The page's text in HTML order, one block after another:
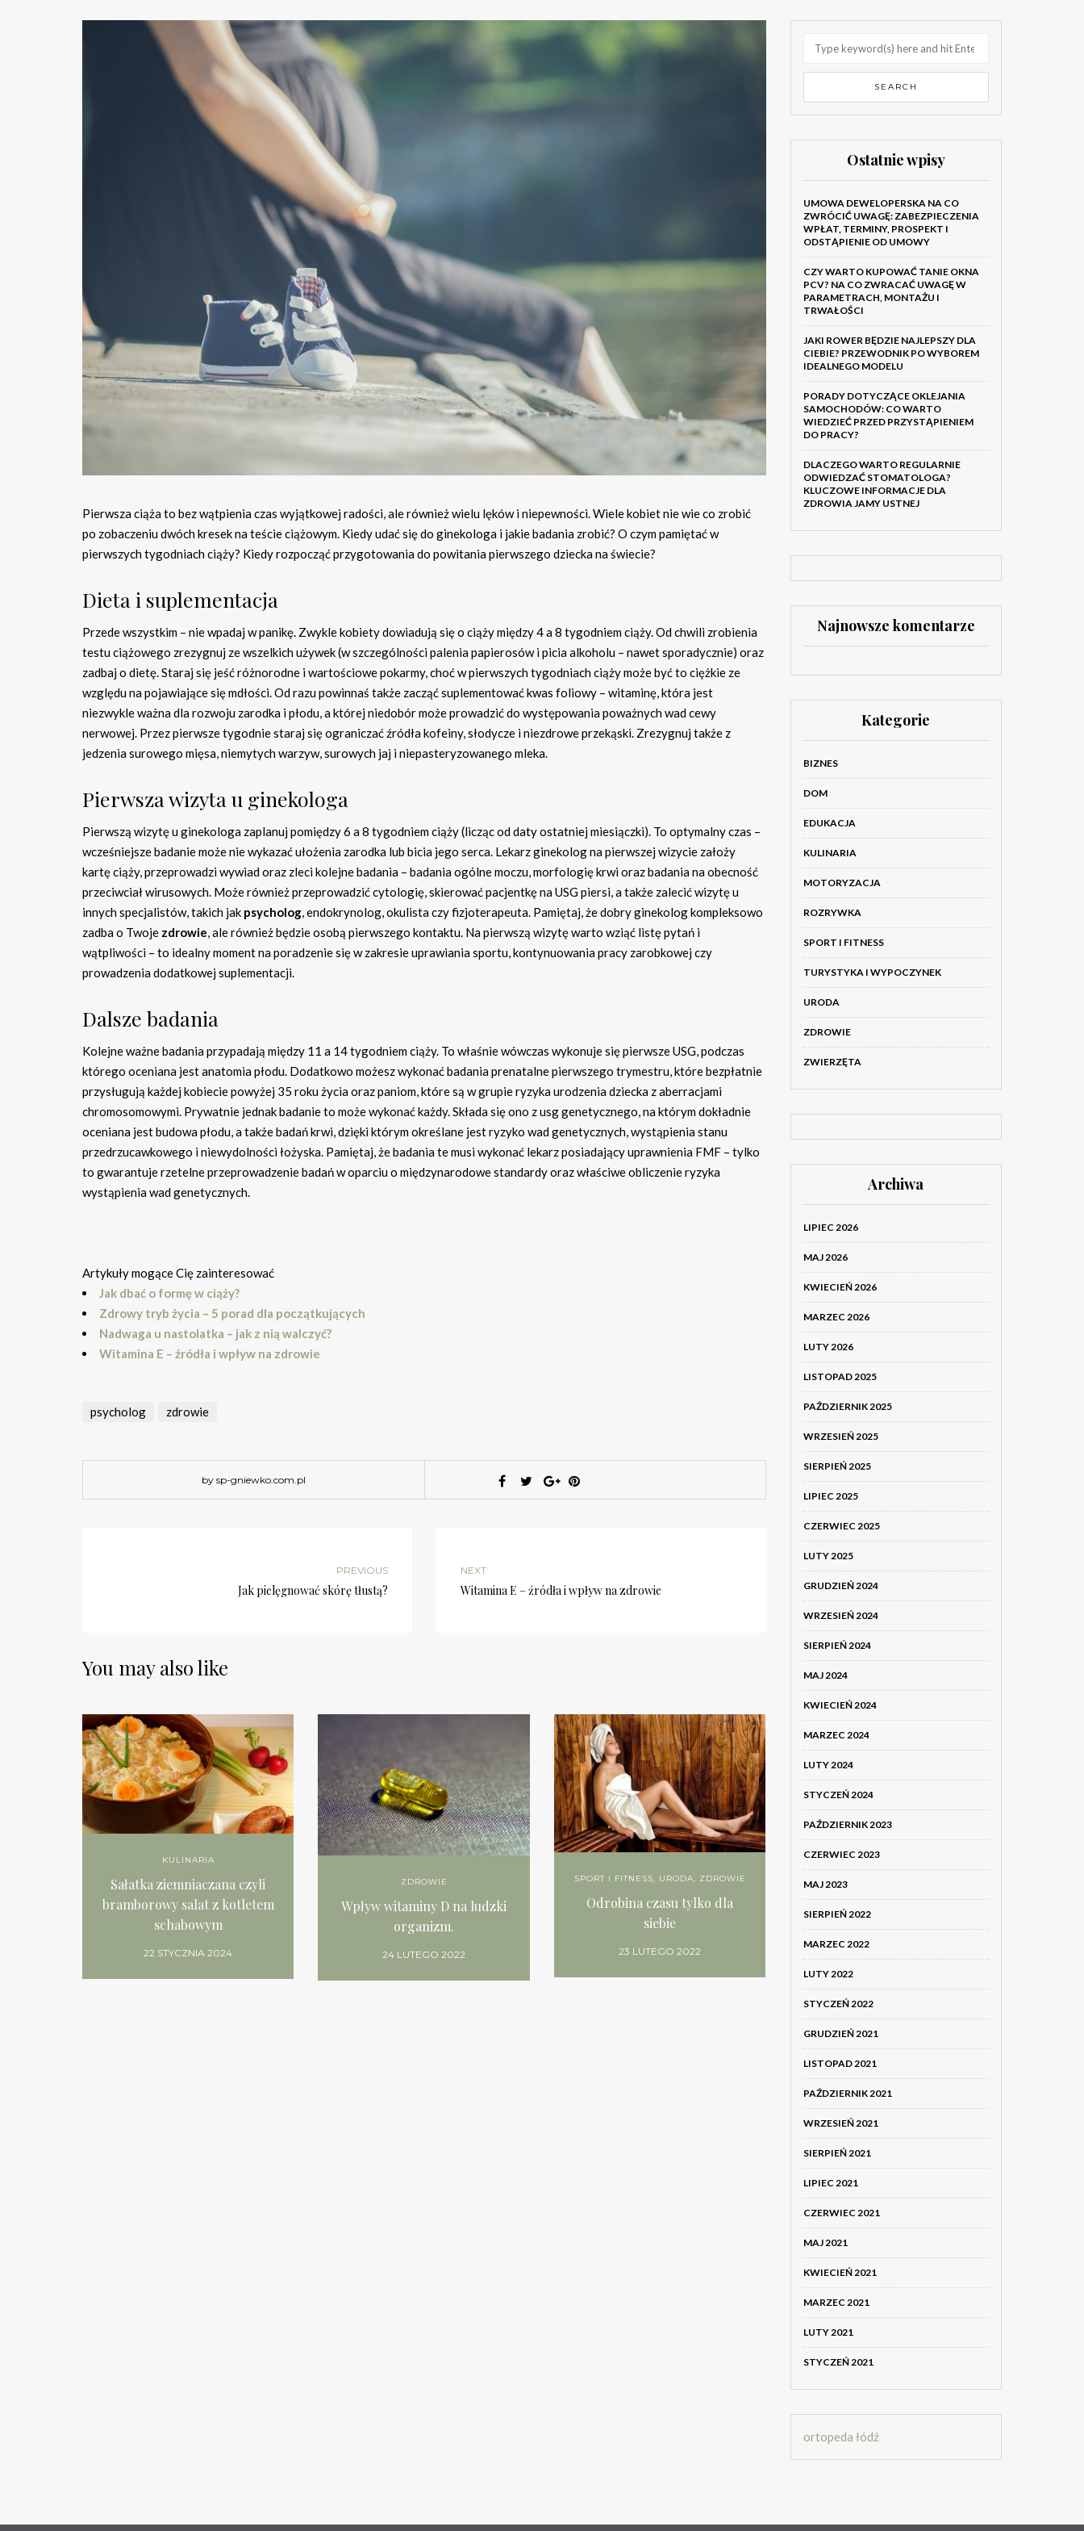
Pierwsza ciąża to bez wątpienia czas wyjątkowej radości, ale również wielu lęków i niepewności. Wiele kobiet nie wie co zrobić
po zobaczeniu dwóch kresek na teście ciążowym. Kiedy udać się do ginekologa i jakie badania zrobić? O czym pamiętać w
pierwszych tygodniach ciąży? Kiedy rozpocząć przygotowania do powitania pierwszego dziecka na świecie?
Dieta i suplementacja
Przede wszystkim – nie wpadaj w panikę. Zwykle kobiety dowiadują się o ciąży między 4 a 8 tygodniem ciąży. Od chwili zrobienia
testu ciążowego zrezygnuj ze wszelkich używek (w szczególności palenia papierosów i picia alkoholu – nawet sporadycznie) oraz
zadbaj o dietę. Staraj się jeść różnorodne i wartościowe pokarmy, choć w pierwszych tygodniach ciąży może być to ciężkie ze
względu na pojawiające się mdłości. Od razu powinnaś także zacząć suplementować kwas foliowy – witaminę, która jest
niezwykle ważna dla rozwoju zarodka i płodu, a której niedobór może prowadzić do występowania poważnych wad cewy
nerwowej. Przez pierwsze tygodnie staraj się ograniczać źródła kofeiny, słodycze i niezdrowe przekąski. Zrezygnuj także z
jedzenia surowego mięsa, niemytych warzyw, surowych jaj i niepasteryzowanego mleka.
Pierwsza wizyta u ginekologa
Pierwszą wizytę u ginekologa zaplanuj pomiędzy 6 a 8 tygodniem ciąży (licząc od daty ostatniej miesiączki). To optymalny czas –
wcześniejsze badanie może nie wykazać ułożenia zarodka lub bicia jego serca. Lekarz ginekolog na pierwszej wizycie założy
kartę ciąży, przeprowadzi wywiad oraz zleci kolejne badania – badania ogólne moczu, morfologię krwi oraz badania na obecność
przeciwciał wirusowych. Może również przeprowadzić cytologię, skierować pacjentkę na USG piersi, a także zalecić wizytę u
innych specjalistów, takich jak psycholog, endokrynolog, okulista czy fizjoterapeuta. Pamiętaj, że dobry ginekolog kompleksowo
zadba o Twoje zdrowie, ale również będzie osobą pierwszego kontaktu. Na pierwszą wizytę warto wziąć listę pytań i
wątpliwości – to idealny moment na poradzenie się w zakresie uprawiania sportu, kontynuowania pracy zarobkowej czy
prowadzenia dodatkowej suplementacji.
Dalsze badania
Kolejne ważne badania przypadają między 11 a 14 tygodniem ciąży. To właśnie wówczas wykonuje się pierwsze USG, podczas
którego oceniana jest anatomia płodu. Dodatkowo możesz wykonać badania prenatalne pierwszego trymestru, które bezpłatnie
przysługują każdej kobiecie powyżej 35 roku życia oraz paniom, które są w grupie ryzyka urodzenia dziecka z aberracjami
chromosomowymi. Prywatnie jednak badanie to może wykonać każdy. Składa się ono z usg genetycznego, na którym dokładnie
oceniana jest budowa płodu, a także badań krwi, dzięki którym określane jest ryzyko wad genetycznych, wystąpienia stanu
przedrzucawkowego i niewydolności łożyska. Pamiętaj, że badania te musi wykonać lekarz posiadający uprawnienia FMF – tylko
to gwarantuje rzetelne przeprowadzenie badań w oparciu o międzynarodowe standardy oraz właściwe obliczenie ryzyka
wystąpienia wad genetycznych.
Artykuły mogące Cię zainteresować
Jak dbać o formę w ciąży?
Zdrowy tryb życia – 5 porad dla początkujących
Nadwaga u nastolatka – jak z nią walczyć?
Witamina E – źródła i wpływ na zdrowie
psycholog zdrowie
by sp-gniewko.com.pl
PREVIOUS
Jak pielęgnować skórę tłustą?
NEXT
Witamina E – źródła i wpływ na zdrowie
You may also like
KULINARIA
Sałatka ziemniaczana czyli
bramborowy salat z kotletem
schabowym
22 STYCZNIA 2024
ZDROWIE
Wpływ witaminy D na ludzki
organizm.
24 LUTEGO 2022
SPORT I FITNESS, URODA, ZDROWIE
Odrobina czasu tylko dla
siebie
23 LUTEGO 2022
Ostatnie wpisy
UMOWA DEWELOPERSKA NA CO
ZWRÓCIĆ UWAGĘ: ZABEZPIECZENIA
WPŁAT, TERMINY, PROSPEKT I
ODSTĄPIENIE OD UMOWY
CZY WARTO KUPOWAĆ TANIE OKNA
PCV? NA CO ZWRACAĆ UWAGĘ W
PARAMETRACH, MONTAŻU I
TRWAŁOŚCI
JAKI ROWER BĘDZIE NAJLEPSZY DLA
CIEBIE? PRZEWODNIK PO WYBOREM
IDEALNEGO MODELU
PORADY DOTYCZĄCE OKLEJANIA
SAMOCHODÓW: CO WARTO
WIEDZIEĆ PRZED PRZYSTĄPIENIEM
DO PRACY?
DLACZEGO WARTO REGULARNIE
ODWIEDZAĆ STOMATOLOGA?
KLUCZOWE INFORMACJE DLA
ZDROWIA JAMY USTNEJ
Najnowsze komentarze
Kategorie
BIZNES
DOM
EDUKACJA
KULINARIA
MOTORYZACJA
ROZRYWKA
SPORT I FITNESS
TURYSTYKA I WYPOCZYNEK
URODA
ZDROWIE
ZWIERZĘTA
Archiwa
LIPIEC 2026
MAJ 2026
KWIECIEŃ 2026
MARZEC 2026
LUTY 2026
LISTOPAD 2025
PAŹDZIERNIK 2025
WRZESIEŃ 2025
SIERPIEŃ 2025
LIPIEC 2025
CZERWIEC 2025
LUTY 2025
GRUDZIEŃ 2024
WRZESIEŃ 2024
SIERPIEŃ 2024
MAJ 2024
KWIECIEŃ 2024
MARZEC 2024
LUTY 2024
STYCZEŃ 2024
PAŹDZIERNIK 2023
CZERWIEC 2023
MAJ 2023
SIERPIEŃ 2022
MARZEC 2022
LUTY 2022
STYCZEŃ 2022
GRUDZIEŃ 2021
LISTOPAD 2021
PAŹDZIERNIK 2021
WRZESIEŃ 2021
SIERPIEŃ 2021
LIPIEC 2021
CZERWIEC 2021
MAJ 2021
KWIECIEŃ 2021
MARZEC 2021
LUTY 2021
STYCZEŃ 2021
ortopeda łódź